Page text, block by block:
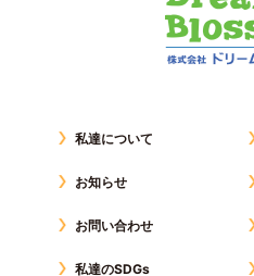
私達について
お知らせ
お問い合わせ
私達のSDGs